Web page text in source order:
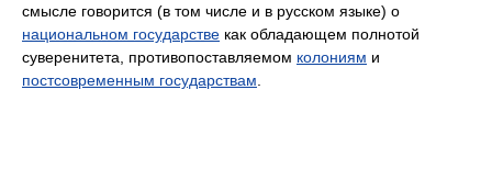
смысле говорится (в том числе и в русском языке) о
национальном государстве как обладающем полнотой
суверенитета, противопоставляемом колониям и
постсовременным государствам.